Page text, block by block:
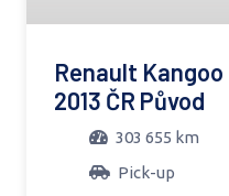
Renault Kangoo
2013 ČR Původ
303 655 km
Pick-up